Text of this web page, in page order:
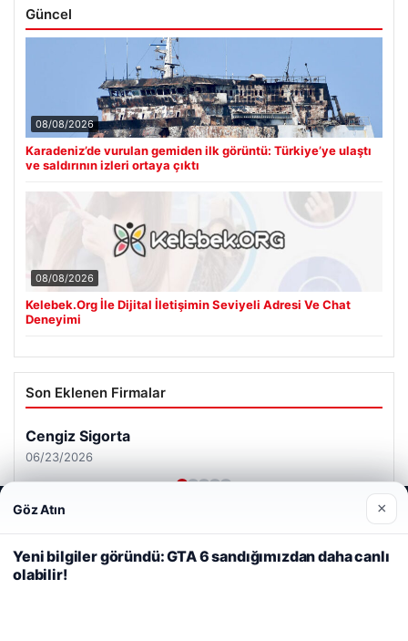
Güncel
08/08/2026
Karadeniz’de vurulan gemiden ilk görüntü: Türkiye’ye ulaştı
ve saldırının izleri ortaya çıktı
08/08/2026
Kelebek.Org İle Dijital İletişimin Seviyeli Adresi Ve Chat
Deneyimi
Son Eklenen Firmalar
Cengiz Sigorta
06/23/2026
Web sitemizi nasıl kullandığınızı daha iyi anlayabilmek,
deneyiminizi kişiselleştirmek ve geliştirmek amacıyla çerezler
kullanıyoruz.
Çerez Politikamız
Reddet
Göz Atın ×
Yeni bilgiler göründü: GTA 6 sandığımızdan daha canlı
olabilir!